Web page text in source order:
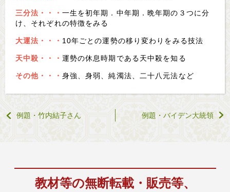
三分法・・・ 一生を初年期．中年期．晩年期の３つに分
け、それぞれの特徴をみる
大運法・・・ 10年ごとの運勢の移り変わりをみる技法
天中殺・・・ 運勢の休息時期である天中殺を知る
その他・・・ 身強、身弱、純濁法、二十八元法など
例題・竹内結子さん 例題・バイデン大統領
教材等の無断転載・販売等、